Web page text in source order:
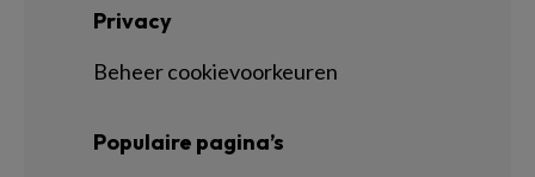
Privacy
Beheer cookievoorkeuren
Populaire pagina’s